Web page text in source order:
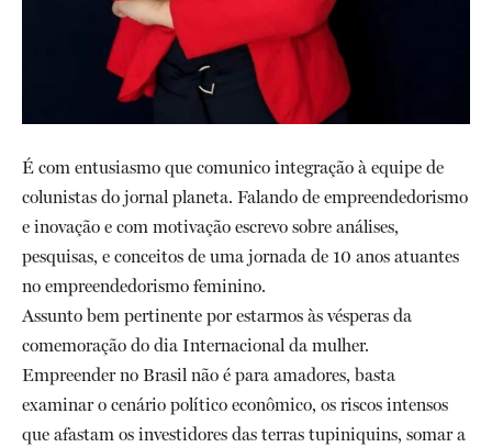
É com entusiasmo que comunico integração à equipe de
colunistas do jornal planeta. Falando de empreendedorismo
e inovação e com motivação escrevo sobre análises,
pesquisas, e conceitos de uma jornada de 10 anos atuantes
no empreendedorismo feminino.
Assunto bem pertinente por estarmos às vésperas da
comemoração do dia Internacional da mulher.
Empreender no Brasil não é para amadores, basta
examinar o cenário político econômico, os riscos intensos
que afastam os investidores das terras tupiniquins, somar a